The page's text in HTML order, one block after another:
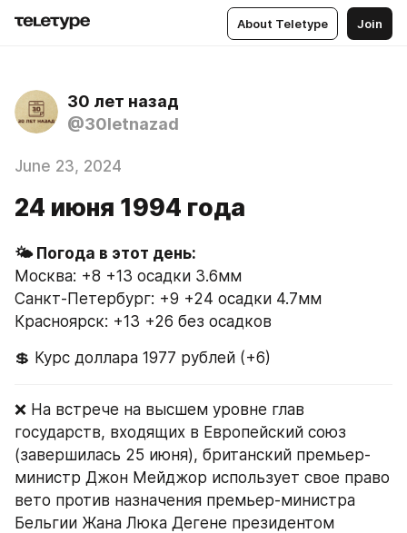
About Teletype Join
30 лет назад
@30letnazad
June 23, 2024
24 июня 1994 года
Москва: +8 +13 осадки 3.6мм
Санкт-Петербург: +9 +24 осадки 4.7мм
Красноярск: +13 +26 без осадков
💲 Курс доллара 1977 рублей (+6)
❌ На встрече на высшем уровне глав
государств, входящих в Европейский союз
(завершилась 25 июня), британский премьер-
министр Джон Мейджор использует свое право
вето против назначения премьер-министра
Бельгии Жана Люка Дегене президентом